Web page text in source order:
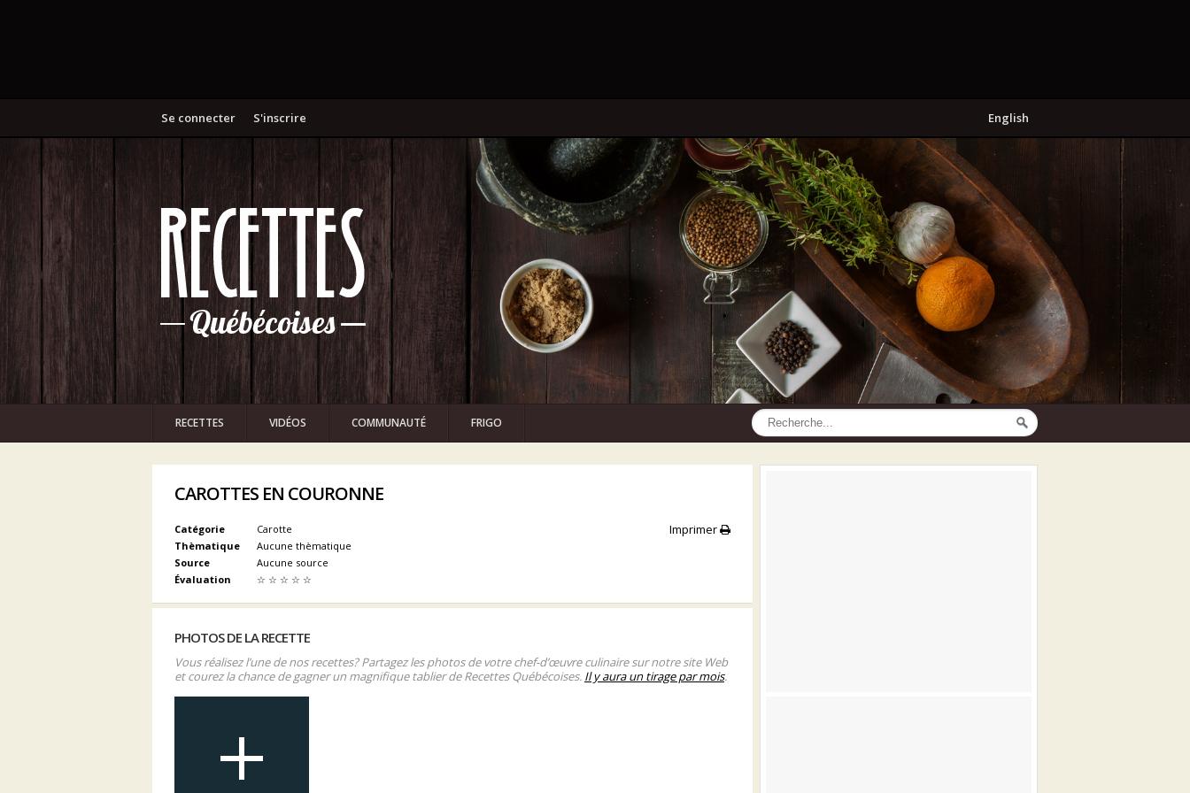
S'inscrire
Se connecter English
RECETTES VIDÉOS COMMUNAUTÉ FRIGO
CAROTTES EN COURONNE
Imprimer
Catégorie
Carotte
Thèmatique
Aucune thèmatique
Source
Aucune source
Évaluation
☆ ☆ ☆ ☆ ☆
PHOTOS DE LA RECETTE
Vous réalisez l’une de nos recettes? Partagez les photos de votre chef-d’œuvre culinaire sur notre site Web
et courez la chance de gagner un magnifique tablier de Recettes Québécoises. Il y aura un tirage par mois.